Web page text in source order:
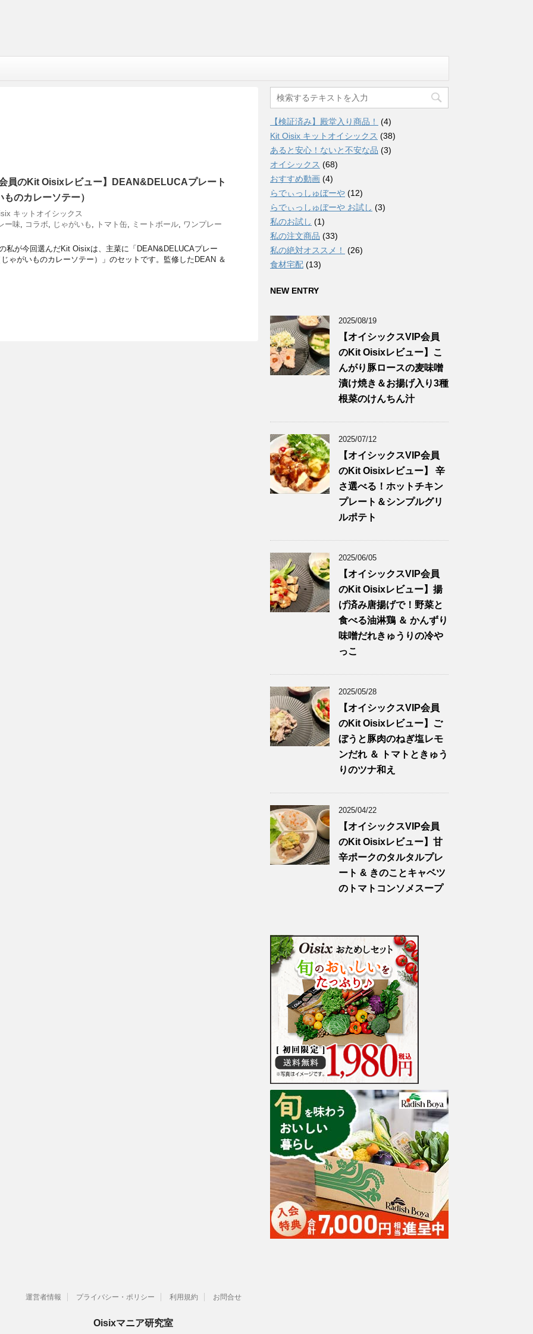
員のKit Oisixレビュー】DEAN&DELUCAプレート
のカレーソテー）
キットオイシックス
ー味, コラボ, じゃがいも , トマト缶, ミートボール, ワンプレー
私が今回選んだKit Oisixは、主菜に「DEAN&DELUCAプレー
ゃがいものカレーソテー）」のセットです。監修したDEAN ＆
【検証済み】殿堂入り商品！
(4)
Kit Oisix キットオイシックス (38)
あると安心！ないと不安な品 (3)
オイシックス (68)
おすすめ動画 (4)
らでぃっしゅぼーや (12)
らでぃっしゅぼーや お試し (3)
私のお試し (1)
私の注文商品 (33)
私の絶対オススメ！
(26)
食材宅配 (13)
NEW ENTRY
2025/08/19
【オイシックスVIP会員
のKit Oisixレビュー】こ
んがり豚ロースの麦味噌
漬け焼き＆お揚げ入り3種
根菜のけんちん汁
2025/07/12
【オイシックスVIP会員
のKit Oisixレビュー】 辛
さ選べる！ホットチキン
プレート＆シンプルグリ
ルポテト
2025/06/05
【オイシックスVIP会員
のKit Oisixレビュー】揚
げ済み唐揚げで！野菜と
食べる油淋鶏 ＆ かんずり
味噌だれきゅうりの冷や
っこ
2025/05/28
【オイシックスVIP会員
のKit Oisixレビュー】ご
ぼうと豚肉のねぎ塩レモ
ンだれ ＆ トマトときゅう
りのツナ和え
2025/04/22
【オイシックスVIP会員
のKit Oisixレビュー】甘
辛ポークのタルタルプレ
ート & きのことキャベツ
のトマトコンソメスープ
運営者情報 プライバシー・ポリシー 利用規約 お問合せ
Oisixマニア研究室